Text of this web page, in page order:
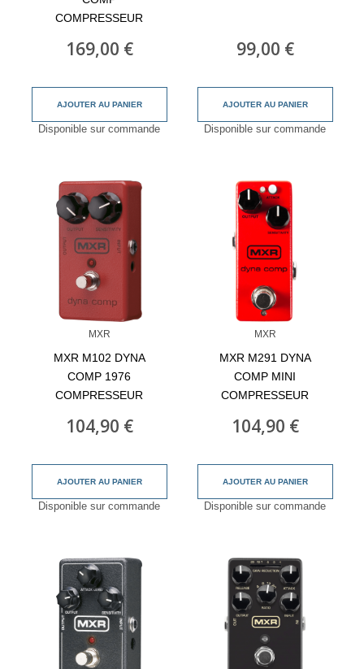
COMPRESSEUR
169,00 €
AJOUTER AU PANIER
Disponible sur commande
99,00 €
AJOUTER AU PANIER
Disponible sur commande
MXR
MXR M102 DYNA
COMP 1976
COMPRESSEUR
104,90 €
AJOUTER AU PANIER
Disponible sur commande
MXR
MXR M291 DYNA
COMP MINI
COMPRESSEUR
104,90 €
AJOUTER AU PANIER
Disponible sur commande